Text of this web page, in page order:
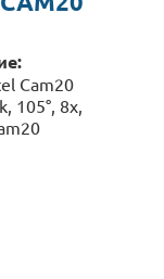
Cam20
105°, 8x,